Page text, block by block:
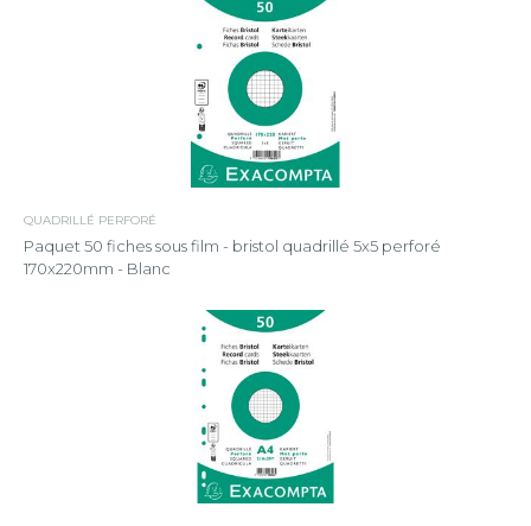
QUADRILLÉ PERFORÉ
Paquet 50 fiches sous film - bristol quadrillé 5x5 perforé
170x220mm - Blanc